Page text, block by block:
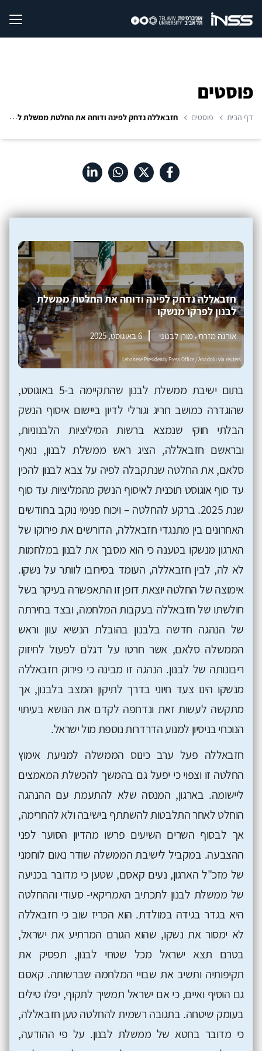
פוסטים
דף הבית פוסטים חזבאללה נדחק לפינה ודוחה את החלטת ממשלת לבנון לפרקו מנשקו
חזבאללה נדחק לפינה ודוחה את החלטת ממשלת
לבנון לפרקו מנשקו
אורנה מזרחי,מורן לבנוני 6 באוגוסט, 2025
בתום ישיבת ממשלת לבנון שהתקיימה ב-5 באוגוסט,
שהוגדרה כמושב חריג וגורלי לדיון ביישום איסוף הנשק
הבלתי חוקי שנמצא ברשות המיליציות הלבנוניות,
ובראשם חזבאללה, הציג ראש ממשלת לבנון, נואף
סלאם, את החלטה שנתקבלה לפיה על צבא לבנון להכין
עד סוף אוגוסט תוכנית לאיסוף הנשק מהמליציות עד סוף
שנת 2025. ברקע להחלטה – ויכוח פנימי נוקב בחודשים
האחרונים בין מתנגדי חזבאללה, הדורשים את פירוקו של
הארגון מנשקו בטענה כי הוא מסבך את לבנון במלחמות
לא לה, לבין חזבאללה, העומד בסירובו לוותר על נשקו.
אימוצה של החלטה יוצאת דופן זו התאפשרה בעיקר בשל
חולשתו של חזבאללה בעקבות המלחמה, ובצד בחירתה
של הנהגה חדשה בלבנון בהובלת הנשיא עוון וראש
הממשלה סלאם, אשר חרטו על דגלם לפעול לחיזוק
ריבונותה של לבנון. הנהגה זו מבינה כי פירוק חזבאללה
מנשקו הינו צעד חיוני בדרך לתיקון המצב בלבנון, אך
מתקשה לעשות זאת ונדחפה לקדם את הנושא בעיתוי
הנוכחי בניסיון למנוע הדרדרות נוספת מול ישראל.
חזבאללה פעל ערב כינוס הממשלה למניעת אימוץ
החלטה זו וצפוי כי יפעל גם בהמשך להכשלת המאמצים
ליישומה. בארגון, המנסה שלא להתעמת עם ההנהגה
הוחלט לאחר התלבטות להשתתף בישיבה ולא להחרימה,
אך לבסוף השרים השיעים פרשו מהדיון הסוער לפני
ההצבעה. במקביל לישיבת הממשלה שודר נאום לוחמני
של מזכ"ל הארגון, נעים קאסם, שטען כי מדובר בכניעה
של ממשלת לבנון לתכתיב האמריקאי- סעודי וההחלטה
היא בגדר בגידה במולדת. הוא הכריז שוב כי חזבאללה
לא ימסור את נשקו, שהוא הגורם המרתיע את ישראל,
בטרם תצא ישראל מכל שטחי לבנון, תפסיק את
תקיפותיה ותשיב את שבויי המלחמה שברשותה. קאסם
גם הוסיף ואיים, כי אם ישראל תמשיך לתקוף, יפלו טילים
בעומק שיטחה. בתגובה רשמית להחלטה טען חזבאללה,
כי מדובר בחטא של ממשלת לבנון. על פי ההודעה,